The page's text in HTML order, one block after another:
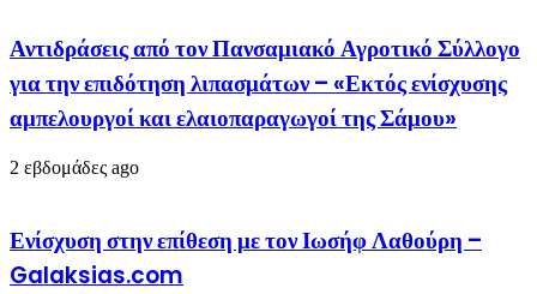
Αντιδράσεις από τον Πανσαμιακό Αγροτικό Σύλλογο
για την επιδότηση λιπασμάτων – «Εκτός ενίσχυσης
αμπελουργοί και ελαιοπαραγωγοί της Σάμου»
2 εβδομάδες ago
Ενίσχυση στην επίθεση με τον Ιωσήφ Λαθούρη –
Galaksias.com